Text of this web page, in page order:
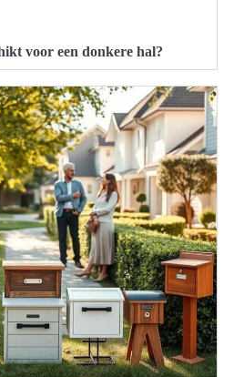
voor een donkere hal?